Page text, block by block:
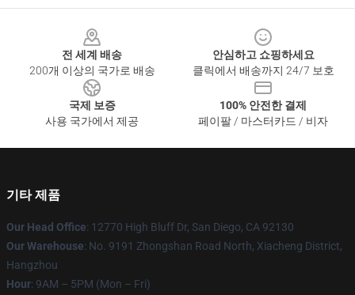
전 세계 배송
200개 이상의 국가로 배송
안심하고 쇼핑하세요
클릭에서 배송까지 24/7 보호
국제 보증
사용 국가에서 제공
100% 안전한 결제
페이팔 / 마스터카드 / 비자
기타 제품
Our Head Office: 12770 High Bluff Dr, San Diego, CA 92130
Our Warehouse: No. 9191 Zhongshan Road North, Xiacheng District,
Hangzhou
Hour: 9AM – 5PM (Mon – Fri)